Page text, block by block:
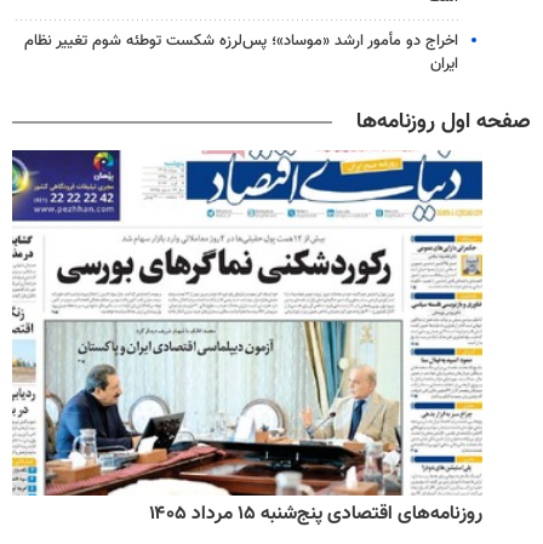
اخراج دو مأمور ارشد «موساد»؛ پس‌لرزه شکست توطئه شوم تغییر نظام
ایران
صفحه اول روزنامه‌ها
روزنامه‌های اقتصادی پنج‌شنبه ۱۵ مرداد ۱۴۰۵